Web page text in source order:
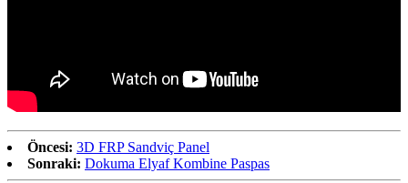
Öncesi: 3D FRP Sandviç Panel
Sonraki: Dokuma Elyaf Kombine Paspas